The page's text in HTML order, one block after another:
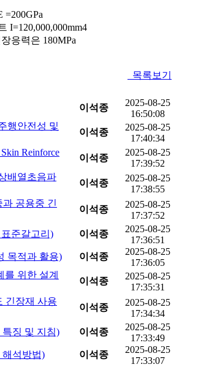
I=120,000,000mm4
응력은 180MPa
목록보기
이석종
2025-08-25
16:50:08
행안전성 및
이석종
2025-08-25
17:40:34
Reinforce
이석종
2025-08-25
17:39:52
배열초음파
이석종
2025-08-25
17:38:55
과 공용중 긴
이석종
2025-08-25
17:37:52
준갈고리)
이석종
2025-08-25
17:36:51
목적과 활용)
이석종
2025-08-25
17:36:05
를 위한 설계
이석종
2025-08-25
17:35:31
긴장재 사용
이석종
2025-08-25
17:34:34
특징 및 지침)
이석종
2025-08-25
17:33:49
해석방법)
이석종
2025-08-25
17:33:07